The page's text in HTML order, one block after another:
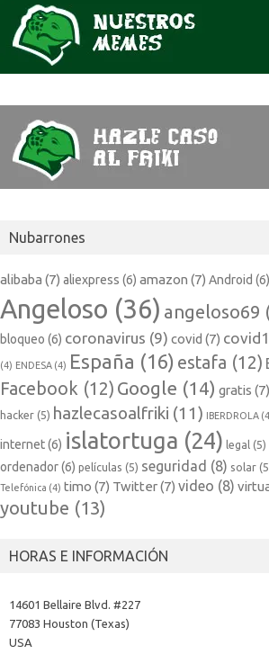
Nubarrones
alibaba (7) aliexpress (6) amazon (7) Android (6)
Angeloso (36) angeloso69
bloqueo (6) coronavirus (9) covid (7)
(4) ENDESA (4) España (16) estafa (12)
Facebook (12) Google (14) gratis (7)
hacker (5) hazlecasoalfriki (11) IBERDROLA
internet(6) islatortuga (24) legal (5)
ordenador(6) películas (5) seguridad (8) solar
Telefónica (4) timo (7) Twitter(7) video (8)
youtube (13)
HORAS E INFORMACIÓN
14601 Bellaire Blvd. #227
77083 Houston (Texas)
USA